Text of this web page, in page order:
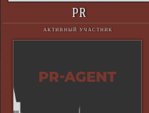
PR
АКТИВНЫЙ УЧАСТНИК